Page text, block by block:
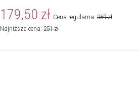
179,50 zł Cena regularna: 359 zł
Najniższa cena: 251 zł